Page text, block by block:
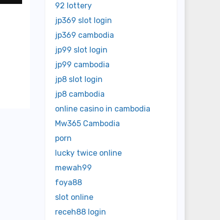
92 lottery
jp369 slot login
jp369 cambodia
jp99 slot login
jp99 cambodia
jp8 slot login
jp8 cambodia
online casino in cambodia
Mw365 Cambodia
porn
lucky twice online
mewah99
foya88
slot online
receh88 login